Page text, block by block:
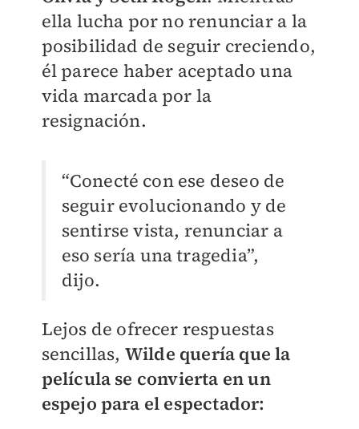
ella lucha por no renunciar a la
posibilidad de seguir creciendo,
él parece haber aceptado una
vida marcada por la
resignación.
“Conecté con ese deseo de
seguir evolucionando y de
sentirse vista, renunciar a
eso sería una tragedia”,
dijo.
Lejos de ofrecer respuestas
sencillas, Wilde quería que la
película se convierta en un
espejo para el espectador: